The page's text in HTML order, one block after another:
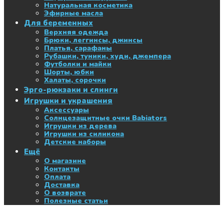
Натуральная косметика
Эфирные масла
Для беременных
Верхняя одежда
Брюки, леггинсы, джинсы
Платья, сарафаны
Рубашки, туники, худи, джемпера
Футболки и майки
Шорты, юбки
Халаты, сорочки
Эрго-рюкзаки и слинги
Игрушки и украшения
Аксессуары
Солнцезащитные очки Babiators
Игрушки из дерева
Игрушки из силикона
Детские наборы
Ещё
О магазине
Контакты
Оплата
Доставка
О возврате
Полезные статьи